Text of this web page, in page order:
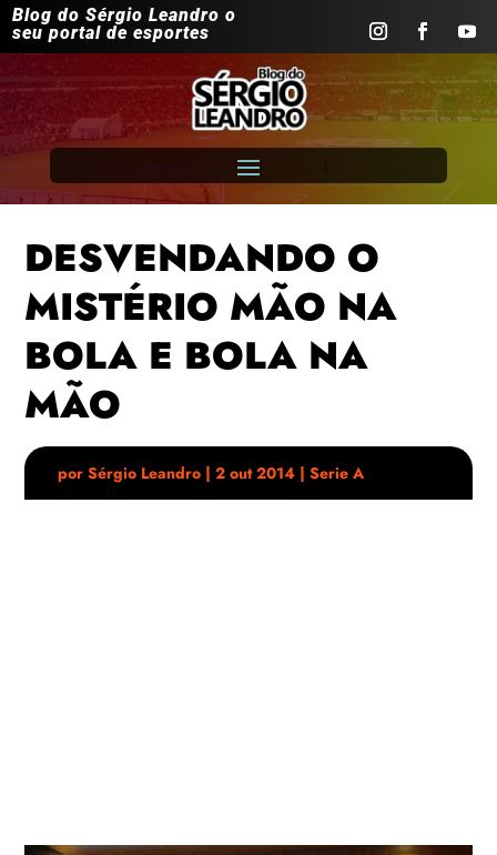
Blog do Sérgio Leandro o
seu portal de esportes
DESVENDANDO O
MISTÉRIO MÃO NA
BOLA E BOLA NA
MÃO
porSérgio Leandro |2 out 2014 |Serie A